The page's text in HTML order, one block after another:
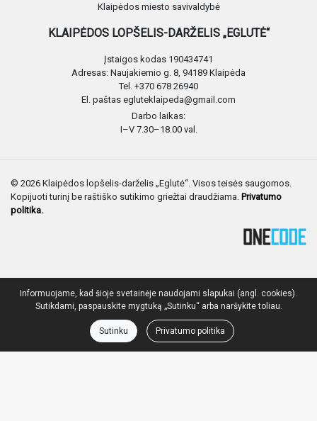
Klaipėdos miesto savivaldybė
KLAIPĖDOS LOPŠELIS-DARŽELIS „EGLUTĖ“
Įstaigos kodas 190434741
Adresas: Naujakiemio g. 8, 94189 Klaipėda
Tel. +370 678 26940
El. paštas egluteklaipeda@gmail.com
Darbo laikas:
I–V 7.30–18.00 val.
© 2026 Klaipėdos lopšelis-darželis „Eglutė“. Visos teisės saugomos.
Kopijuoti turinį be raštiško sutikimo griežtai draudžiama. Privatumo
politika.
Informuojame, kad šioje svetainėje naudojami slapukai (angl. cookies).
Sutikdami, paspauskite mygtuką „Sutinku“ arba naršykite toliau.
Sutinku Privatumo politika